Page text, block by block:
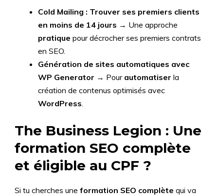
Cold Mailing : Trouver ses premiers clients
en moins de 14 jours → Une approche
pratique pour décrocher ses premiers contrats
en SEO.
Génération de sites automatiques avec
WP Generator → Pour automatiser la
création de contenus optimisés avec
WordPress.
The Business Legion : Une
formation SEO complète
et éligible au CPF ?
Si tu cherches une formation SEO complète qui va